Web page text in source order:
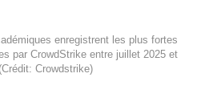
enregistrent les plus fortes
par CrowdStrike entre juillet 2025 et
Crowdstrike)